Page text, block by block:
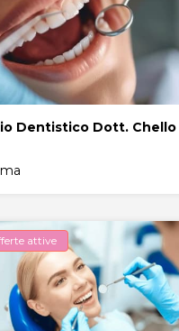
Dentistico Dott. Chello
attive